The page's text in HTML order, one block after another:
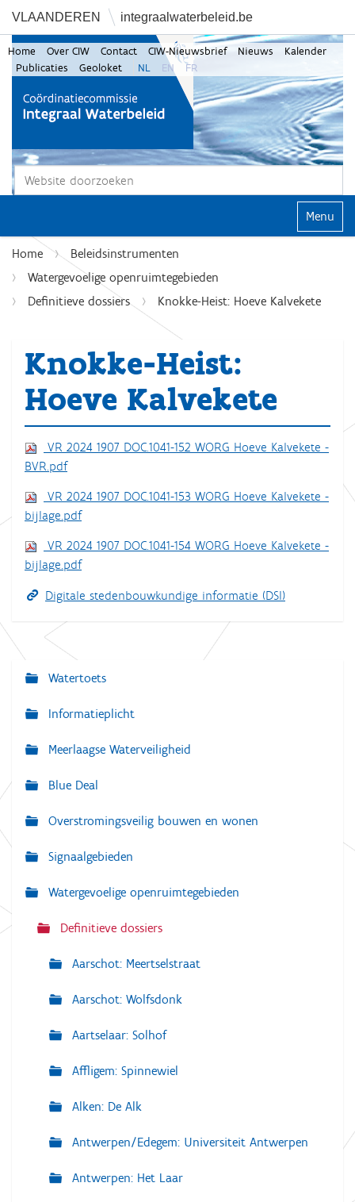
VLAANDEREN integraalwaterbeleid.be
Zoek
Home Over CIW Contact CIW-Nieuwsbrief Nieuws
Kalender
Publicaties
Geoloket NL EN FR
Klap
Home
Beleidsinstrumenten
Watergevoelige openruimtegebieden
Definitieve dossiers
Knokke-Heist: Hoeve Kalvekete
Knokke-Heist:
Hoeve Kalvekete
VR 2024 1907 DOC.1041-152 WORG Hoeve Kalvekete -
BVR.pdf
VR 2024 1907 DOC.1041-153 WORG Hoeve Kalvekete -
bijlage.pdf
VR 2024 1907 DOC.1041-154 WORG Hoeve Kalvekete -
bijlage.pdf
Digitale stedenbouwkundige informatie (DSI)
N
a
i
g
t
Watertoets
Informatieplicht
Meerlaagse Waterveiligheid
Blue Deal
Overstromingsveilig bouwen en wonen
Signaalgebieden
Watergevoelige openruimtegebieden
Definitieve dossiers
Aarschot: Meertselstraat
Aarschot: Wolfsdonk
Aartselaar: Solhof
Affligem: Spinnewiel
Alken: De Alk
Antwerpen/Edegem: Universiteit Antwerpen
Antwerpen: Het Laar